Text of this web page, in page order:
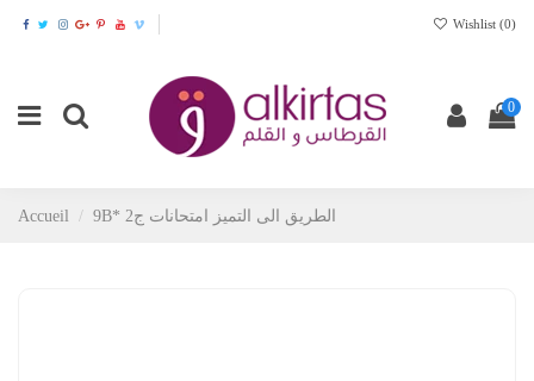
Wishlist (0)
0
Accueil 9B* الطريق الى التميز امتحانات ج2